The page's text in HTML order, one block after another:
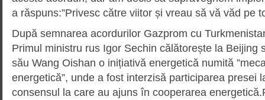
a răspuns:”Privesc către viitor și vreau să vă văd pe
După semnarea acordurilor Gazprom cu
Primul ministru rus Igor Sechin călătorește la Beijing
său Wang Oishan o inițiativă energetică numită
energetică”, unde a fost interzisă participarea presei
consensul la care au ajuns în cooperarea